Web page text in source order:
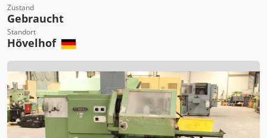
Zustand
Gebraucht
Standort
Hövelhof